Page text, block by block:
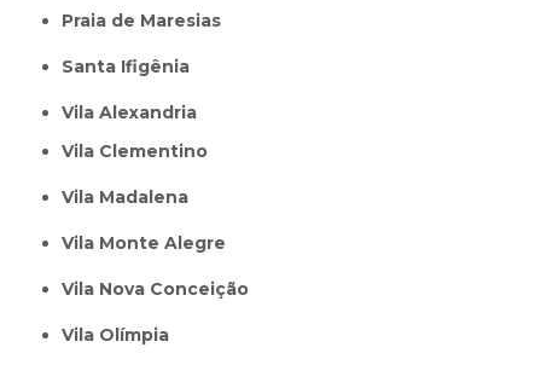
Praia de Maresias
Santa Ifigênia
Vila Alexandria
Vila Clementino
Vila Madalena
Vila Monte Alegre
Vila Nova Conceição
Vila Olímpia